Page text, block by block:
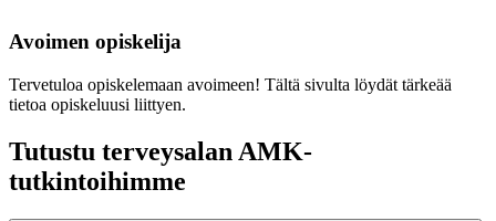
Avoimen opiskelija
Tervetuloa opiskelemaan avoimeen! Tältä sivulta löydät tärkeää
tietoa opiskeluusi liittyen.
Tutustu terveysalan AMK-
tutkintoihimme